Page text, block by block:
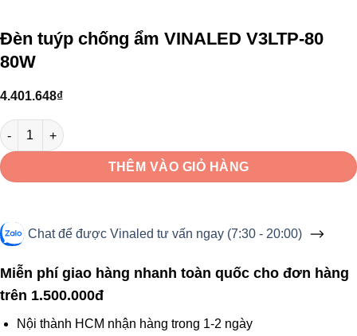
Đèn tuýp chống ẩm VINALED V3LTP-80
80W
4.401.648₫
Đèn tuýp chống ẩm VINALED V3LTP-80 80W số lượng
THÊM VÀO GIỎ HÀNG
Chat để được Vinaled tư vấn ngay (7:30 - 20:00)
Miễn phí giao hàng nhanh toàn quốc cho đơn hàng
trên 1.500.000đ
Nội thành HCM nhận hàng trong 1-2 ngày